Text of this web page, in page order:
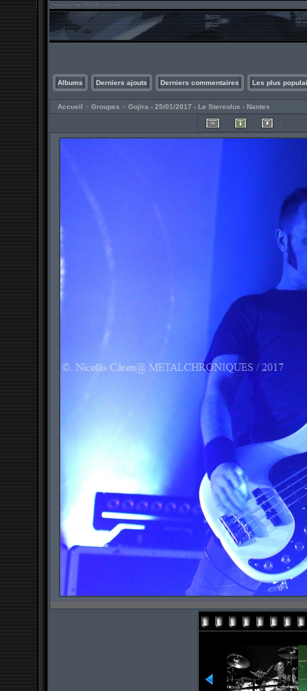
Albums Derniers ajouts Derniers commentaires Les plus
Accueil > Groupes > Gojira - 25/01/2017 - Le Stereolux - Nantes